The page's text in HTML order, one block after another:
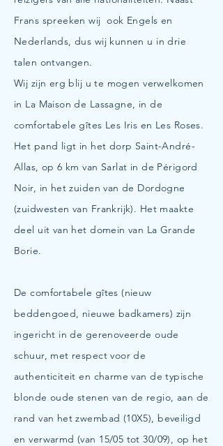
Frans spreeken wij ook Engels en
Nederlands, dus wij kunnen u in drie
talen ontvangen.
Wij zijn erg blij u te mogen verwelkomen
in La Maison de Lassagne, in de
comfortabele gîtes Les Iris en Les Roses.
Het pand ligt in het dorp Saint-André-
Allas, op 6 km van Sarlat in de Périgord
Noir, in het zuiden van de Dordogne
(zuidwesten van Frankrijk). Het maakte
deel uit van het domein van La Grande
Borie.
De comfortabele gîtes (nieuw
beddengoed, nieuwe badkamers) zijn
ingericht in de gerenoveerde oude
schuur, met respect voor de
authenticiteit en charme van de typische
blonde oude stenen van de regio, aan de
rand van het zwembad (10X5), beveiligd
en verwarmd (van 15/05 tot 30/09), op het